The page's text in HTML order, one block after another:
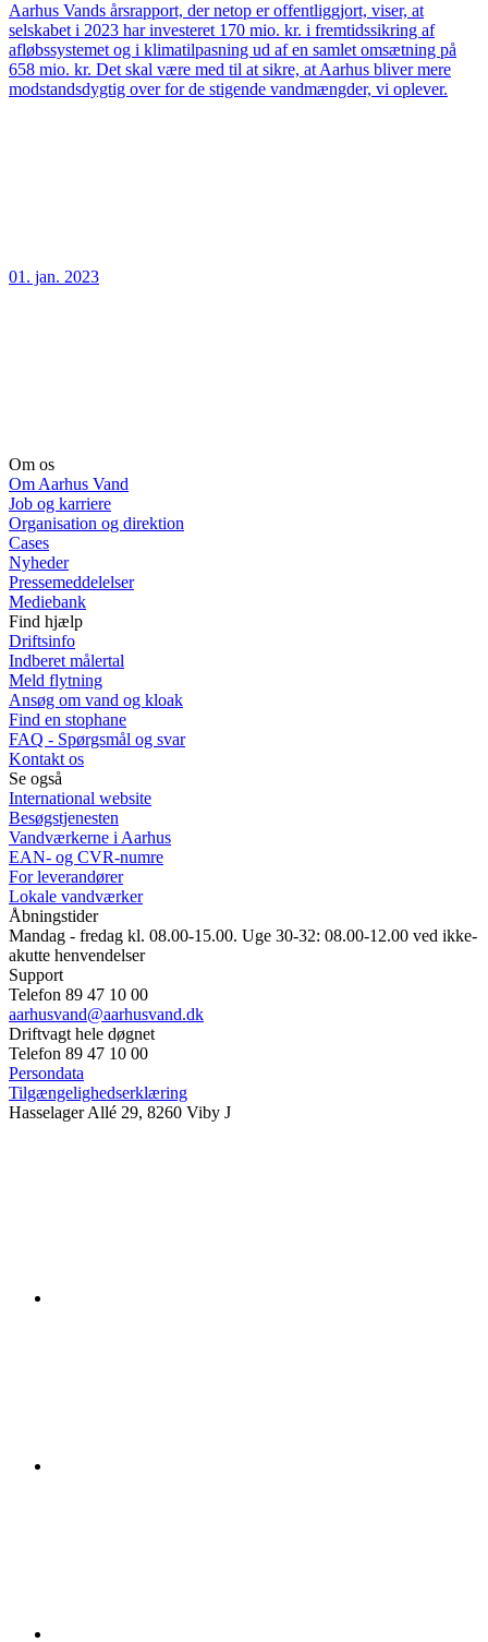
Aarhus Vands årsrapport, der netop er offentliggjort, viser, at
selskabet i 2023 har investeret 170 mio. kr. i fremtidssikring af
afløbssystemet og i klimatilpasning ud af en samlet omsætning på
658 mio. kr. Det skal være med til at sikre, at Aarhus bliver mere
modstandsdygtig over for de stigende vandmængder, vi oplever.
01. jan. 2023
Om os
Om Aarhus Vand
Job og karriere
Organisation og direktion
Cases
Nyheder
Pressemeddelelser
Mediebank
Find hjælp
Driftsinfo
Indberet målertal
Meld flytning
Ansøg om vand og kloak
Find en stophane
FAQ - Spørgsmål og svar
Kontakt os
Se også
International website
Besøgstjenesten
Vandværkerne i Aarhus
EAN- og CVR-numre
For leverandører
Lokale vandværker
Åbningstider
Mandag - fredag kl. 08.00-15.00. Uge 30-32: 08.00-12.00 ved ikke-
akutte henvendelser
Support
Telefon 89 47 10 00
aarhusvand@aarhusvand.dk
Driftvagt hele døgnet
Telefon 89 47 10 00
Persondata
Tilgængelighedserklæring
Hasselager Allé 29, 8260 Viby J